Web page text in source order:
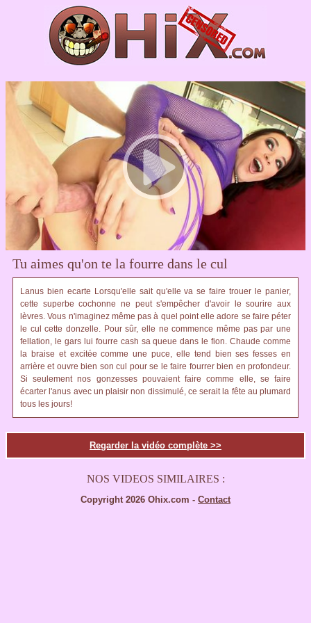
Tu aimes qu'on te la fourre dans le cul
Lanus bien ecarte Lorsqu'elle sait qu'elle va se faire trouer le panier,
cette superbe cochonne ne peut s'empêcher d'avoir le sourire aux
lèvres. Vous n'imaginez même pas à quel point elle adore se faire péter
le cul cette donzelle. Pour sûr, elle ne commence même pas par une
fellation, le gars lui fourre cash sa queue dans le fion. Chaude comme
la braise et excitée comme une puce, elle tend bien ses fesses en
arrière et ouvre bien son cul pour se le faire fourrer bien en profondeur.
Si seulement nos gonzesses pouvaient faire comme elle, se faire
écarter l'anus avec un plaisir non dissimulé, ce serait la fête au plumard
tous les jours!
Regarder la vidéo complète >>
NOS VIDEOS SIMILAIRES :
Copyright 2026 Ohix.com - Contact